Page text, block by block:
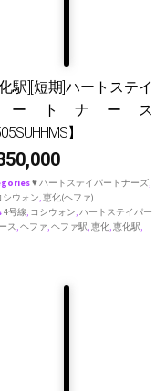
駅][短期]ハートステイ
ートナース
】
♥ ハートステイパートナーズ,
シウォン,恵化(ヘファ)
4号線, コシウォン,ハートステイパー
ス,ヘファ,ヘファ駅,恵化,恵化駅,